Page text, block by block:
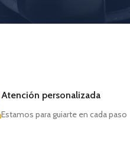
Atención personalizada
Estamos para guiarte en cada paso